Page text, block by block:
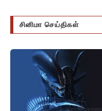
சினிமா செய்திகள்